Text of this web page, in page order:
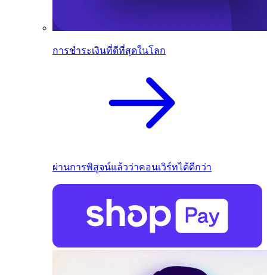
การชำระเงินที่ดีที่สุดในโลก
ผ่านการพิสูจน์แล้วว่าคอนเวิร์ทได้ดีกว่า